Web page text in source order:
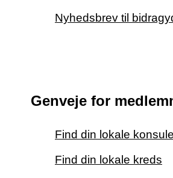
Nyhedsbrev til
Genveje for
Find din lokale
Find din lokale kreds